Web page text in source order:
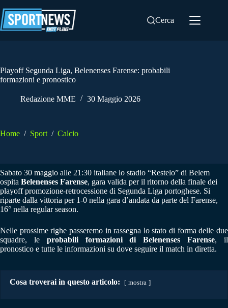
al
contenuto
Cerca
Playoff Segunda Liga, Belenenses Farense: probabili
formazioni e pronostico
Redazione MME 30 Maggio 2026
Home / Sport / Calcio
Sabato 30 maggio alle 21:30 italiane lo stadio “Restelo” di Belem
ospita Belenenses Farense, gara valida per il ritorno della finale dei
playoff promozione-retrocessione di Segunda Liga portoghese. Si
riparte dalla vittoria per 1-0 nella gara d’andata da parte del Farense,
16° nella regular season.
Nelle prossime righe passeremo in rassegna lo stato di forma delle due
squadre, le probabili formazioni di Belenenses Farense, il
pronostico e tutte le informazioni su dove seguire il match in diretta.
Cosa troverai in questo articolo: mostra